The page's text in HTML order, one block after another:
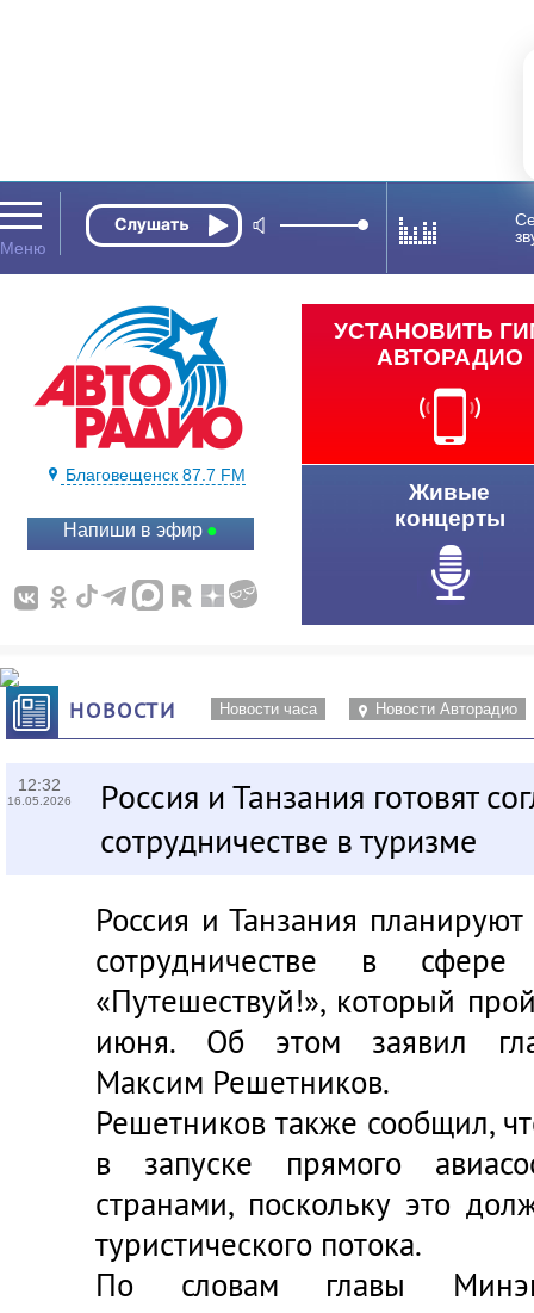
Благовещенск 87.7 FM
Напиши в эфир
УСТАНОВИТЬ
АВТОРАДИО
Живые
концерты
НОВОСТИ Новости часа Новости Авторадио
12:32
16.05.2026
Россия и Танзания готовят
сотрудничестве в туризме
Россия и Танзания
сотрудничестве в
«Путешествуй!», который
июня. Об этом заявил
Максим Решетников.
Решетников также сообщил,
в запуске прямого
странами, поскольку это
туристического потока.
По словам главы